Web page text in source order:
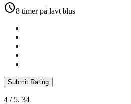
schedule8 timer på lavt blus
Submit Rating
4 / 5. 34